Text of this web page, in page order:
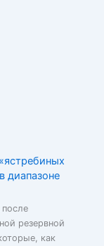
диапазоне
после
резервной
как